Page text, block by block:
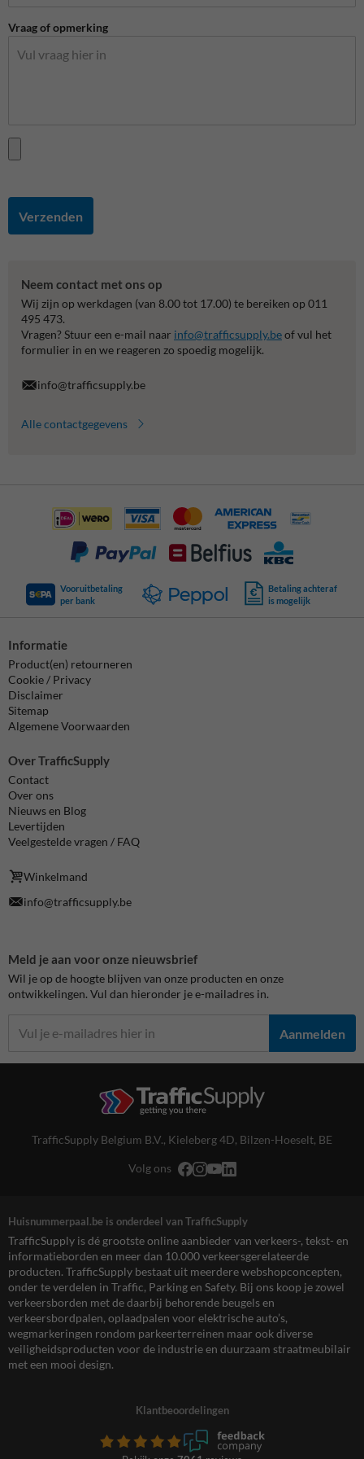
Vraag of opmerking
Verzenden
Neem contact met ons op
Wij zijn op werkdagen (van 8.00 tot 17.00) te bereiken op 011
495 473.
Vragen? Stuur een e-mail naar info@trafficsupply.beof vul het
formulier in en we reageren zo spoedig mogelijk.
info@trafficsupply.be
Alle contactgegevens
Vooruitbetaling
per bank
Betaling achteraf
is mogelijk
Informatie
Product(en) retourneren
Cookie / Privacy
Disclaimer
Sitemap
Algemene Voorwaarden
Over TrafficSupply
Contact
Over ons
Nieuws en Blog
Levertijden
Veelgestelde vragen / FAQ
Winkelmand
info@trafficsupply.be
Meld je aan voor onze nieuwsbrief
Wil je op de hoogte blijven van onze producten en onze
ontwikkelingen. Vul dan hieronder je e-mailadres in.
Aanmelden
TrafficSupply Belgium B.V., Kieleberg 4D, Bilzen-Hoeselt, BE
Volg ons
Huisnummerpaal.be is onderdeel van TrafficSupply
TrafficSupply is dé grootste online aanbieder van verkeers-, tekst- en
informatieborden en meer dan 10.000 verkeersgerelateerde
producten. TrafficSupply bestaat uit meerdere webshopconcepten,
onder te verdelen in Traffic, Parking en Safety. Bij ons koop je zowel
verkeersborden met de daarbij behorende beugels en
verkeersbordpalen, oplaadpalen voor elektrische auto’s,
wegmarkeringen rondom parkeerterreinen maar ook diverse
veiligheidsproducten voor de industrie en duurzaam straatmeubilair
met een mooi design.
Klantbeoordelingen